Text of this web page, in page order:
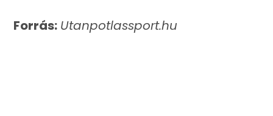
Forrás: Utanpotlassport.hu